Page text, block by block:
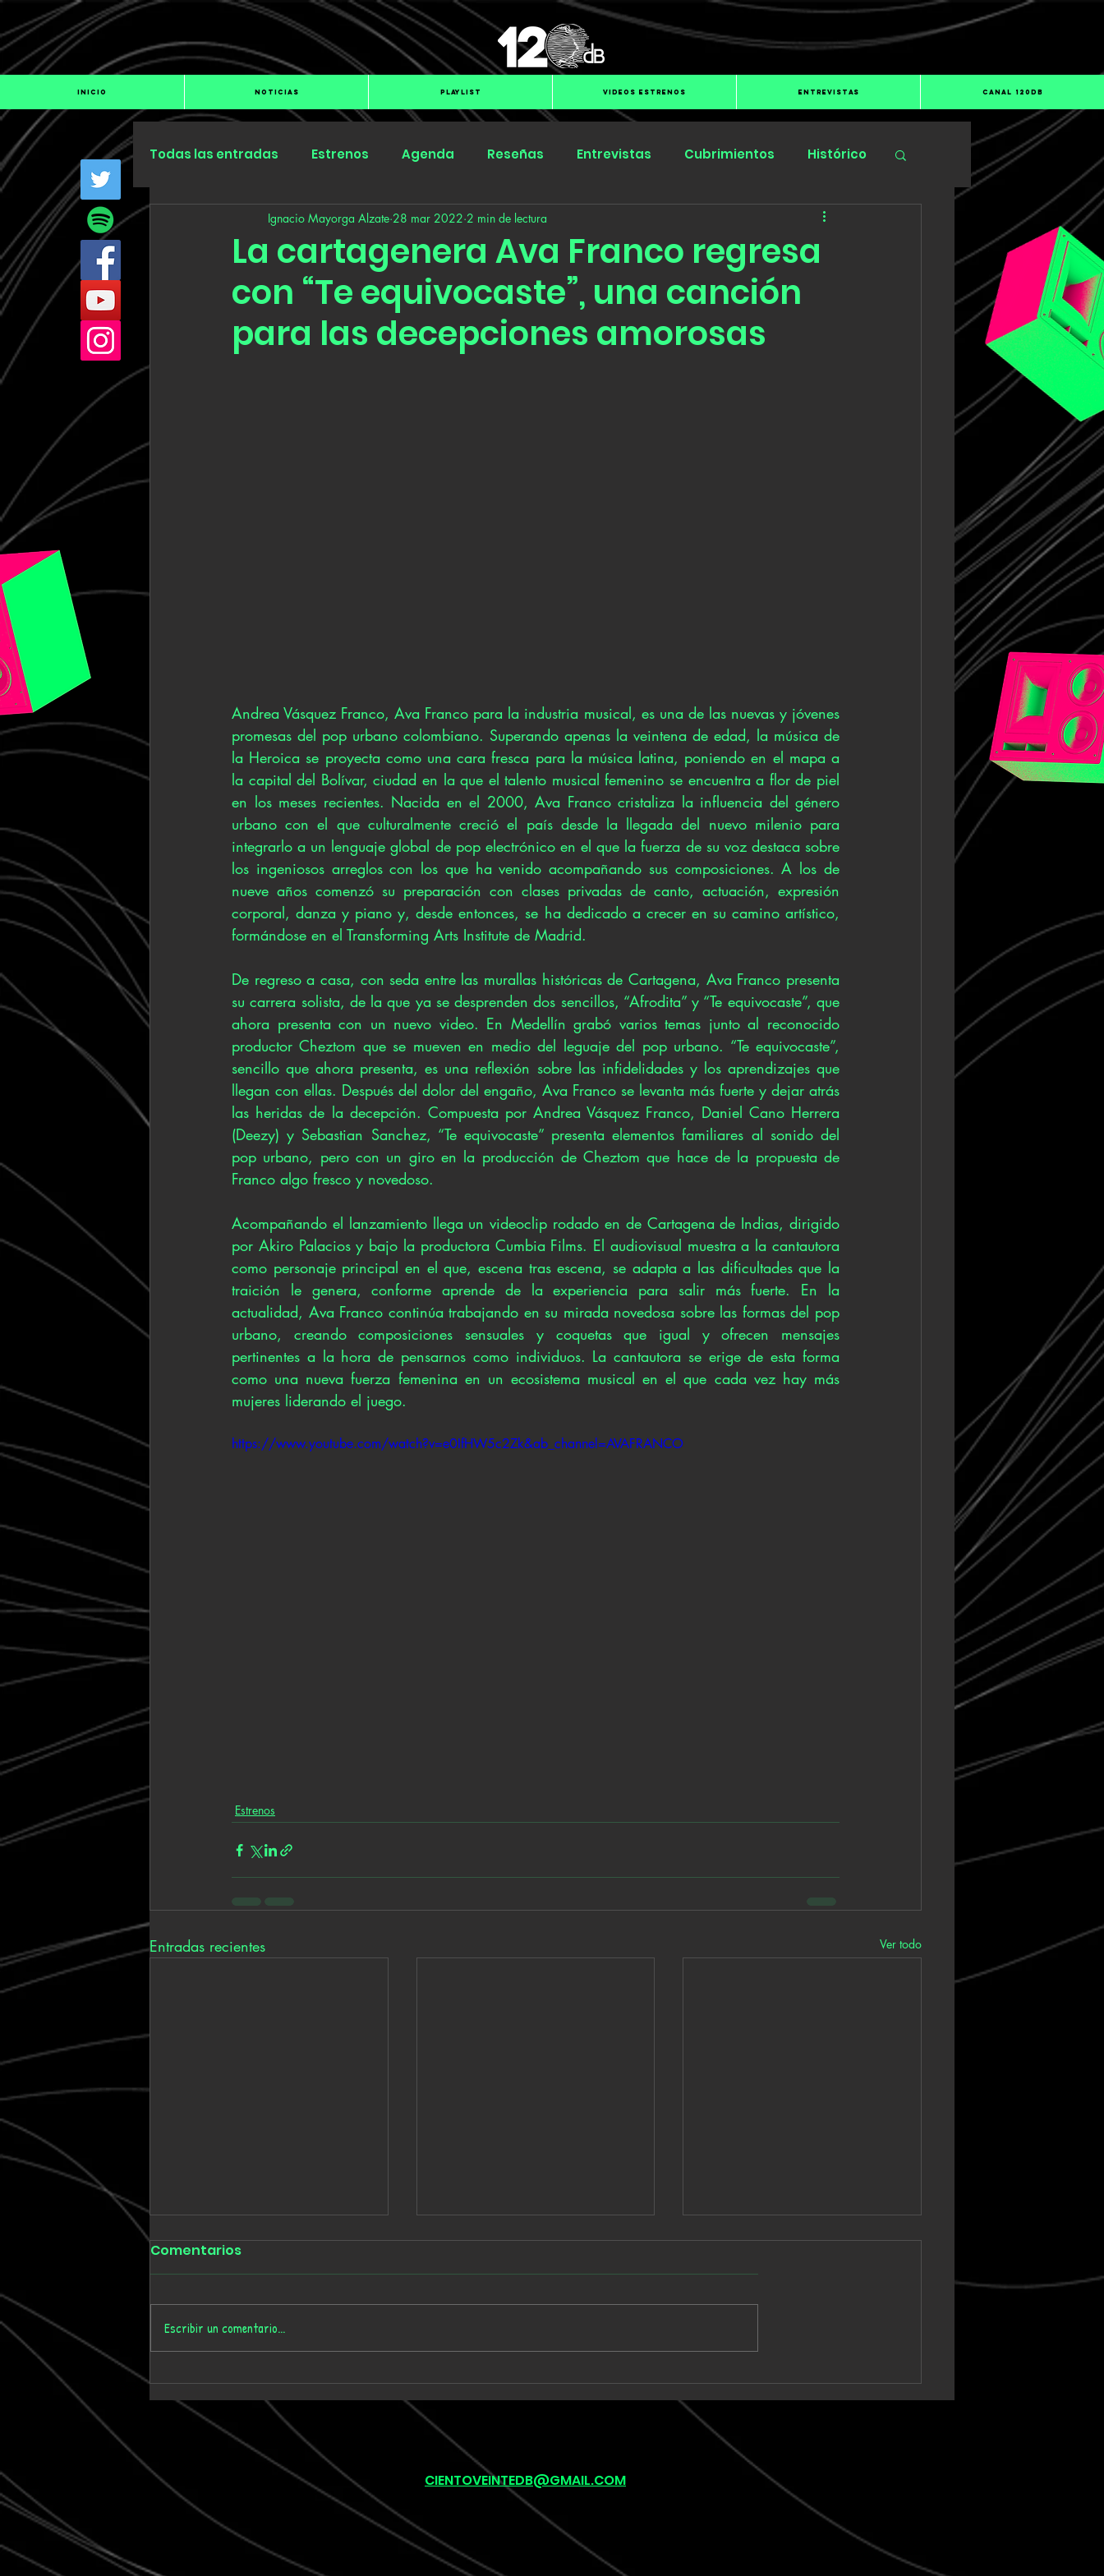
INICIO NOTICIAS PLAYLIST VIDEOS ESTRENOS ENTREVISTAS CANAL 120dB
Todas las entradas Estrenos Agenda Reseñas Entrevistas Cubrimientos Histórico
Especiales Submit Hub Groover
La cartagenera Ava Franco regresa
con “Te equivocaste”, una canción
para las decepciones amorosas
Ignacio Mayorga Alzate 28 mar 2022 2 min de lectura
Andrea Vásquez Franco, Ava Franco para la industria musical, es una de las nuevas y jóvenes
promesas del pop urbano colombiano. Superando apenas la veintena de edad, la música de
la Heroica se proyecta como una cara fresca para la música latina, poniendo en el mapa a
la capital del Bolívar, ciudad en la que el talento musical femenino se encuentra a flor de piel
en los meses recientes. Nacida en el 2000, Ava Franco cristaliza la influencia del género
urbano con el que culturalmente creció el país desde la llegada del nuevo milenio para
integrarlo a un lenguaje global de pop electrónico en el que la fuerza de su voz destaca sobre
los ingeniosos arreglos con los que ha venido acompañando sus composiciones. A los de
nueve años comenzó su preparación con clases privadas de canto, actuación, expresión
corporal, danza y piano y, desde entonces, se ha dedicado a crecer en su camino artístico,
formándose en el Transforming Arts Institute de Madrid.
De regreso a casa, con seda entre las murallas históricas de Cartagena, Ava Franco presenta
su carrera solista, de la que ya se desprenden dos sencillos, “Afrodita” y “Te equivocaste”, que
ahora presenta con un nuevo video. En Medellín grabó varios temas junto al reconocido
productor Cheztom que se mueven en medio del leguaje del pop urbano. “Te equivocaste”,
sencillo que ahora presenta, es una reflexión sobre las infidelidades y los aprendizajes que
llegan con ellas. Después del dolor del engaño, Ava Franco se levanta más fuerte y dejar atrás
las heridas de la decepción. Compuesta por Andrea Vásquez Franco, Daniel Cano Herrera
(Deezy) y Sebastian Sanchez, “Te equivocaste” presenta elementos familiares al sonido del
pop urbano, pero con un giro en la producción de Cheztom que hace de la propuesta de
Franco algo fresco y novedoso.
Acompañando el lanzamiento llega un videoclip rodado en de Cartagena de Indias, dirigido
por Akiro Palacios y bajo la productora Cumbia Films. El audiovisual muestra a la cantautora
como personaje principal en el que, escena tras escena, se adapta a las dificultades que la
traición le genera, conforme aprende de la experiencia para salir más fuerte. En la
actualidad, Ava Franco continúa trabajando en su mirada novedosa sobre las formas del pop
urbano, creando composiciones sensuales y coquetas que igual y ofrecen mensajes
pertinentes a la hora de pensarnos como individuos. La cantautora se erige de esta forma
como una nueva fuerza femenina en un ecosistema musical en el que cada vez hay más
mujeres liderando el juego.
https://www.youtube.com/watch?v=e0IfHW5c2Zk&ab_channel=AVAFRANCO
Estrenos
Entradas recientes Ver todo
Tmygn convierte
dieciséis años de
memoria personal en el
álbum 'Where Time Goes'
Babe Rainbow extiende
una suite de seis minutos
en “Acid and Honey”
Unknown Vagabond
lleva un sintetizador
onírico hacia un clímax
post-rock en “Warm Tide
(left blank)”
Comentarios
Escribir un comentario...
CIENTOVEINTEDB@GMAIL.COM